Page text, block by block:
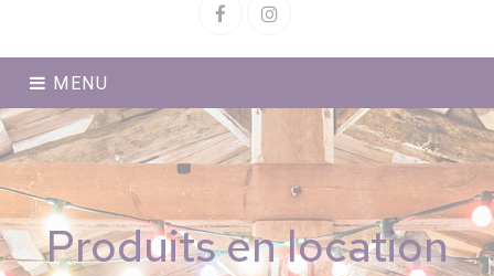
FacebookInstagram
MENU
Produits en location